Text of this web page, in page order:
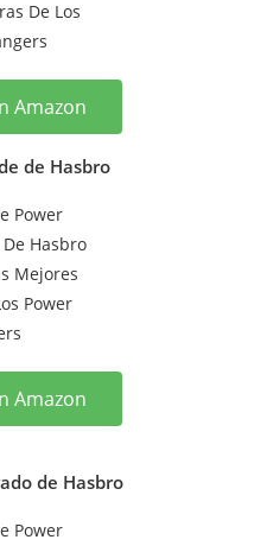
Amazon
de Hasbro
Amazon
de Hasbro